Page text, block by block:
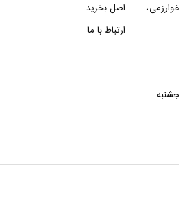
خوارزمی،
8:30 الی 20:30 پنجشنبه
اصل بخرید
ارتباط با ما